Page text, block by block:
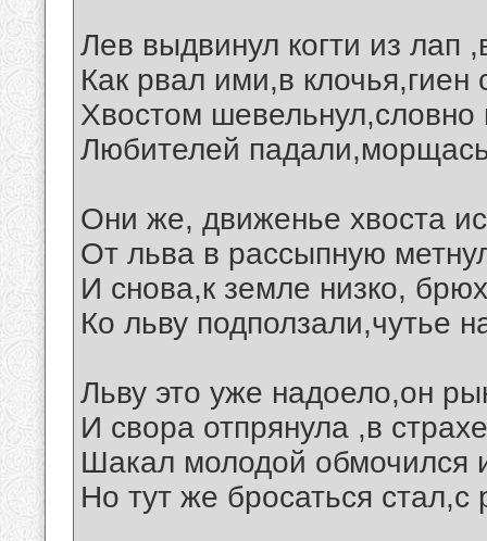
Лев выдвинул когти из лап
Как рвал ими,в
Хвостом шевельнул,словно
Любителей
Они же, движенье хвоста
От льва в рассыпную
И снова,к земле низко,
Ко льву подползали,чутье
Льву это уже надоело,он
И свора отпрянула ,в
Шакал молодой обмочился
Но тут же бросаться